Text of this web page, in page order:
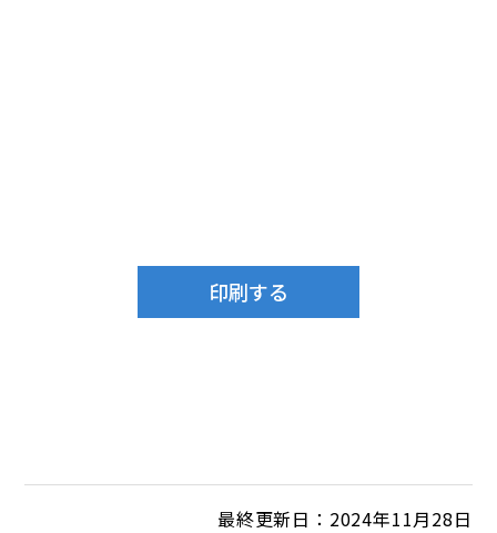
最終更新日：2024年11月28日